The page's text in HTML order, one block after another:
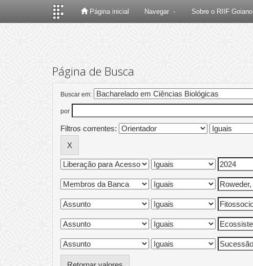
Página inicial Navegar Sobre o RIIF Goiano
Página de Busca
Buscar em:
por
Filtros correntes: